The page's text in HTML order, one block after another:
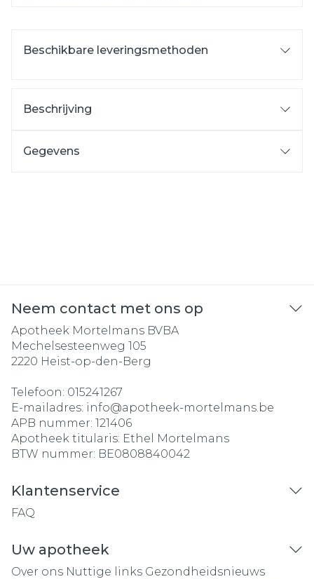
Beschikbare leveringsmethoden
Beschrijving
Gegevens
Neem contact met ons op
Apotheek Mortelmans BVBA
Mechelsesteenweg 105
2220 Heist-op-den-Berg
Telefoon: 015241267
E-mailadres: info@apotheek-mortelmans.be
APB nummer: 121406
Apotheek titularis: Ethel Mortelmans
BTW nummer: BE0808840042
Klantenservice
FAQ
Uw apotheek
Over ons Nuttige links Gezondheidsnieuws